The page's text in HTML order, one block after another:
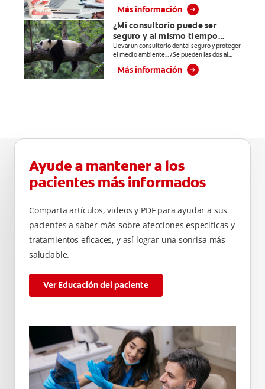
****Ayuda a
prevenir
problemas
sarro y mal
esmalte y el cemento dental. Entra a Colgate
Profesional.
Más información
¿Mi consultorio puede ser
seguro y al mismo tiempo
responsable con el medio
ambiente?
Llevar un consultorio dental seguro y proteger
el medio ambiente... ¿Se pueden las dos al
mismo tiempo? En este artículo les
explicamos a las y los estudiantes de
Más información
Ayude a mantener a los
pacientes más informados
Comparta artículos, videos y PDF para ayudar a sus
pacientes a saber más sobre afecciones específicas y
tratamientos eficaces, y así lograr una sonrisa más
saludable.
Ver Educación del paciente